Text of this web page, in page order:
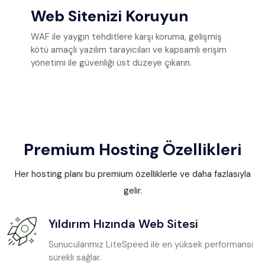
Web Sitenizi Koruyun
WAF ile yaygın tehditlere karşı koruma, gelişmiş
kötü amaçlı yazılım tarayıcıları ve kapsamlı erişim
yönetimi ile güvenliği üst düzeye çıkarın.
Premium Hosting Özellikleri
Her hosting planı bu premium özelliklerle ve daha fazlasıyla
gelir.
Yıldırım Hızında Web Sitesi
Sunucularımız LiteSpeed ile en yüksek performansı
sürekli sağlar.